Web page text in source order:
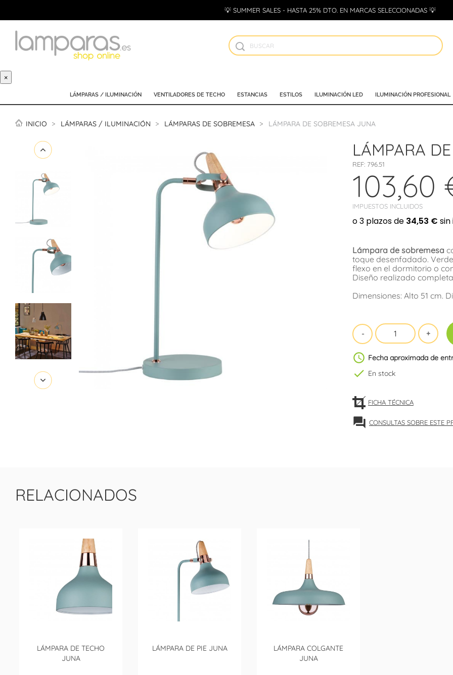
💡 SUMMER SALES - HASTA 25% DTO. EN MARCAS SELECCIONADAS 💡
×
LÁMPARAS / ILUMINACIÓN VENTILADORES DE TECHO ESTANCIAS ESTILOS ILUMINACIÓN LED ILUMINACIÓN PROFESIONAL
INICIO LÁMPARAS / ILUMINACIÓN LÁMPARAS DE SOBREMESA LÁMPARA DE SOBREMESA JUNA
LÁMPARA
REF: 796.51
103,60
IMPUESTOS INCLUIDOS
Lámpara de sobremesa
toque desenfadado.
flexo en el dormitorio o
Diseño realizado
Dimensiones: Alto 51 cm.
schedule Fecha aproximada de
check En stock
FICHA TÉCNICA
forum CONSULTAS SOBRE ESTE
RELACIONADOS
LÁMPARA DE TECHO
JUNA
LÁMPARA DE PIE JUNA
LÁMPARA COLGANTE
JUNA